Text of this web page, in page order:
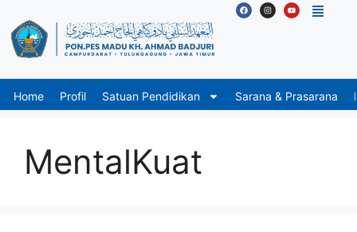
Home Profil Satuan Pendidikan Sarana & Prasarana
MentalKuat